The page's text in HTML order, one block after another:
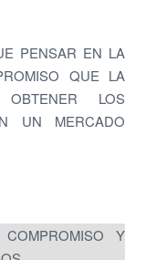
PENSAR EN LA
QUE LA
LOS
UN MERCADO
Y